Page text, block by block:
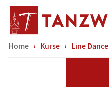
Home Kurse Line Dance